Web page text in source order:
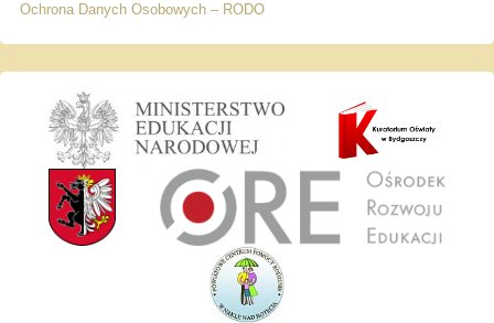
Ochrona Danych Osobowych – RODO